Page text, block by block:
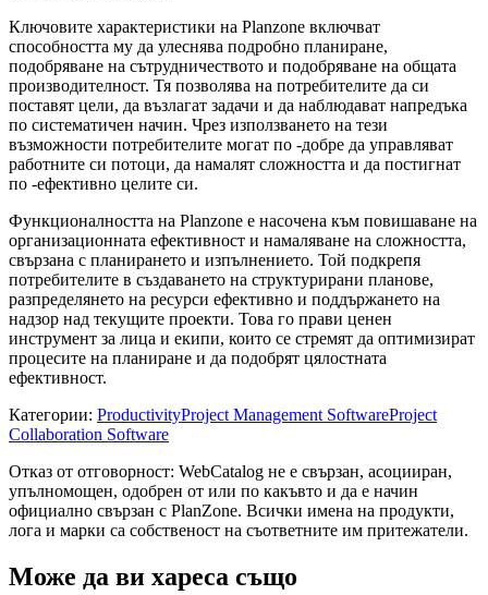
Ключовите характеристики на Planzone включват
способността му да улеснява подробно планиране,
подобряване на сътрудничеството и подобряване на общата
производителност. Тя позволява на потребителите да си
поставят цели, да възлагат задачи и да наблюдават напредъка
по систематичен начин. Чрез използването на тези
възможности потребителите могат по -добре да управляват
работните си потоци, да намалят сложността и да постигнат
по -ефективно целите си.
Функционалността на Planzone е насочена към повишаване на
организационната ефективност и намаляване на сложността,
свързана с планирането и изпълнението. Той подкрепя
потребителите в създаването на структурирани планове,
разпределянето на ресурси ефективно и поддържането на
надзор над текущите проекти. Това го прави ценен
инструмент за лица и екипи, които се стремят да оптимизират
процесите на планиране и да подобрят цялостната
ефективност.
Категории: ProductivityProject Management SoftwareProject
Collaboration Software
Отказ от отговорност: WebCatalog не е свързан, асоцииран,
упълномощен, одобрен от или по какъвто и да е начин
официално свързан с PlanZone. Всички имена на продукти,
лога и марки са собственост на съответните им притежатели.
Може да ви хареса също